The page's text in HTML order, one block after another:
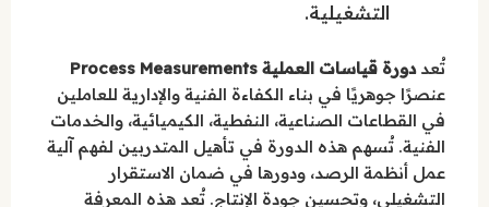
التشغيلية.
تُعددورة قياسات العملية Process Measurements
عنصرًا جوهريًا في بناء الكفاءة الفنية والإدارية للعاملين
في القطاعات الصناعية، النفطية، الكيميائية، والخدمات
الفنية. تُسهم هذه الدورة في تأهيل المتدربين لفهم آلية
عمل أنظمة الرصد، ودورها في ضمان الاستقرار
التشغيلي، وتحسين جودة الإنتاج. تُعد هذه المعرفة